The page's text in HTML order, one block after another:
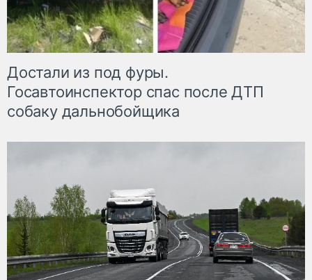
Достали из под фуры.
Госавтоинспектор спас после ДТП
собаку дальнобойщика